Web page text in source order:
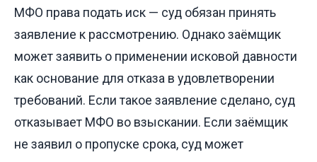
МФО права подать иск — суд обязан принять
заявление к рассмотрению. Однако заёмщик
может заявить о применении исковой давности
как основание для отказа в удовлетворении
требований. Если такое заявление сделано, суд
отказывает МФО во взыскании. Если заёмщик
не заявил о пропуске срока, суд может